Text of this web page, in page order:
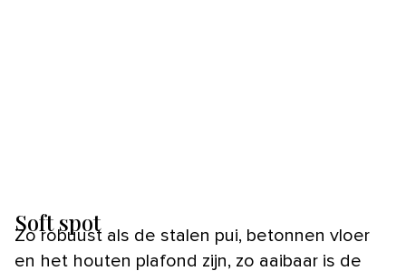
Soft spot
Zo robuust als de stalen pui, betonnen vloer
en het houten plafond zijn, zo aaibaar is de